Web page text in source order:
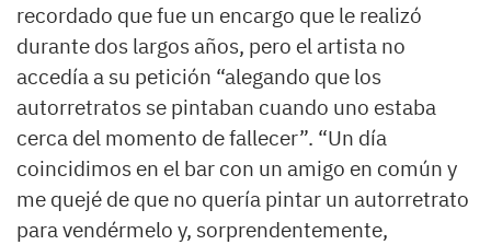
recordado que fue un encargo que le realizó
durante dos largos años, pero el artista no
accedía a su petición “alegando que los
autorretratos se pintaban cuando uno estaba
cerca del momento de fallecer”. “Un día
coincidimos en el bar con un amigo en común y
me quejé de que no quería pintar un autorretrato
para vendérmelo y, sorprendentemente,